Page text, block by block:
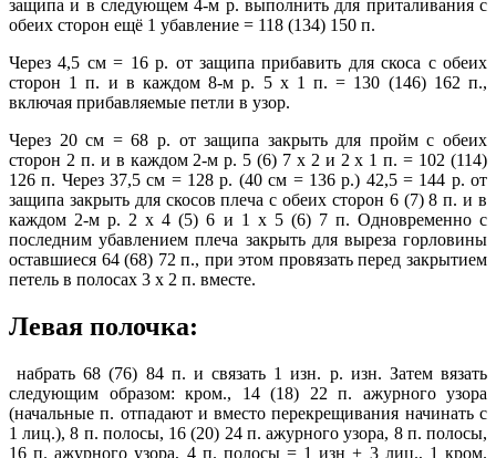
защипа и в следующем 4-м р. выполнить для приталивания с
обеих сторон ещё 1 убавление = 118 (134) 150 п.
Через 4,5 см = 16 р. от защипа прибавить для скоса с обеих
сторон 1 п. и в каждом 8-м р. 5 х 1 п. = 130 (146) 162 п.,
включая прибавляемые петли в узор.
Через 20 см = 68 р. от защипа закрыть для пройм с обеих
сторон 2 п. и в каждом 2-м р. 5 (6) 7 х 2 и 2 х 1 п. = 102 (114)
126 п. Через 37,5 см = 128 р. (40 см = 136 р.) 42,5 = 144 р. от
защипа закрыть для скосов плеча с обеих сторон 6 (7) 8 п. и в
каждом 2-м р. 2 х 4 (5) 6 и 1 х 5 (6) 7 п. Одновременно с
последним убавлением плеча закрыть для выреза горловины
оставшиеся 64 (68) 72 п., при этом провязать перед закрытием
петель в полосах 3 х 2 п. вместе.
Левая полочка:
набрать 68 (76) 84 п. и связать 1 изн. р. изн. Затем вязать
следующим образом: кром., 14 (18) 22 п. ажурного узора
(начальные п. отпадают и вместо перекрещивания начинать с
1 лиц.), 8 п. полосы, 16 (20) 24 п. ажурного узора, 8 п. полосы,
16 п. ажурного узора, 4 п. полосы = 1 изн + 3 лиц., 1 кром.